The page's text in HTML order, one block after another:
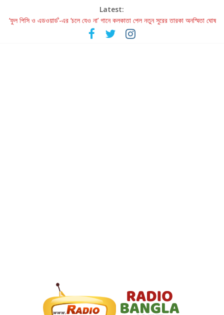
Latest:
‘ফুল পিসি ও এডওয়ার্ড’-এর ‘চলে যেও না’ গানে কলকাতা পেল নতুন সুরের তারকা অনস্মিতা ঘোষ
রবীন্দ্রনাথ ও গুলজারের সৃষ্টির মেলবন্ধনে মুগ্ধ করল ‘দুই তারার দোতারা’
কলের গান থেকে রীলস্ — বাঙালির গান শোনার বিবর্তনের গল্প